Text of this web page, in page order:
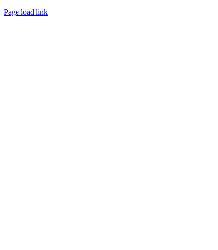
Toggle
Page load link